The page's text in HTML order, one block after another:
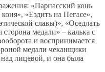
«Парнасский конь
«Ездить на Пегасе»,
славы)», «Оседлать
медали» – калька с
и воспринимается
медали чеканщики
лицевой, и она была